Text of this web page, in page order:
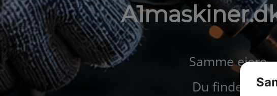
Samme ejere
Du finder nu